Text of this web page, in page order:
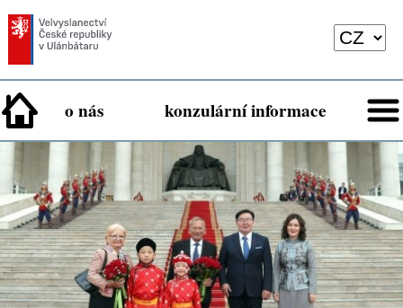
o nás konzulární informace